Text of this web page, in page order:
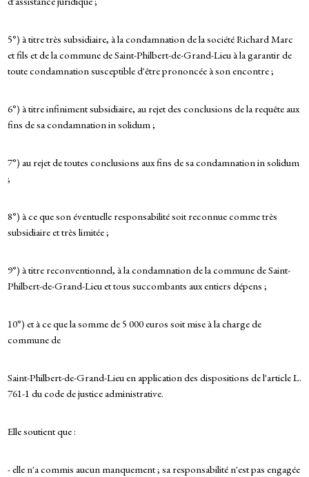
5°) à titre très subsidiaire, à la condamnation de la société Richard Marc
et fils et de la commune de Saint-Philbert-de-Grand-Lieu à la garantir de
toute condamnation susceptible d'être prononcée à son encontre ;
6°) à titre infiniment subsidiaire, au rejet des conclusions de la requête aux
fins de sa condamnation in solidum ;
7°) au rejet de toutes conclusions aux fins de sa condamnation in solidum
;
8°) à ce que son éventuelle responsabilité soit reconnue comme très
subsidiaire et très limitée ;
9°) à titre reconventionnel, à la condamnation de la commune de Saint-
Philbert-de-Grand-Lieu et tous succombants aux entiers dépens ;
10°) et à ce que la somme de 5 000 euros soit mise à la charge de
commune de
Saint-Philbert-de-Grand-Lieu en application des dispositions de l'article L.
761-1 du code de justice administrative.
Elle soutient que :
- elle n'a commis aucun manquement ; sa responsabilité n'est pas engagée